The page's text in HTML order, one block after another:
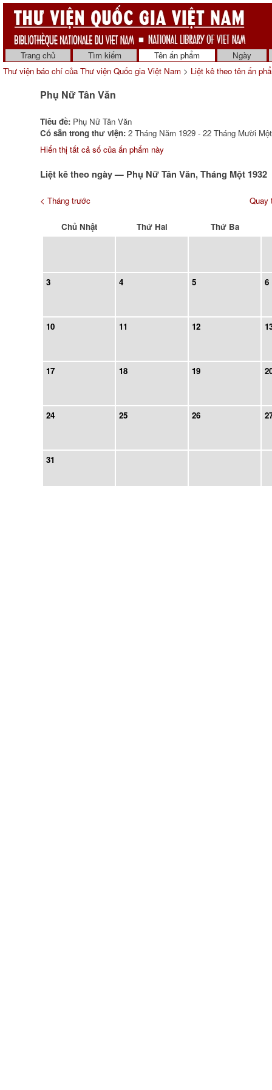
Trang chủ Tìm kiếm Tên ấn phẩm
Ngày
Thư viện báo chí của Thư viện Quốc gia Việt Nam > Liệt kê theo tên ấn
Phụ Nữ Tân Văn
Tiêu đề: Phụ Nữ Tân Văn
Có sẵn trong thư viện: 2 Tháng Năm 1929 - 22 Tháng Mười
Hiển thị tất cả số của ấn phẩm này
Liệt kê theo ngày — Phụ Nữ Tân Văn, Tháng Một 1932
< Tháng trước Quay
Chủ Nhật Thứ Hai Thứ Ba
3 4 5 6
10 11 12
17 18 19
24 25 26
31